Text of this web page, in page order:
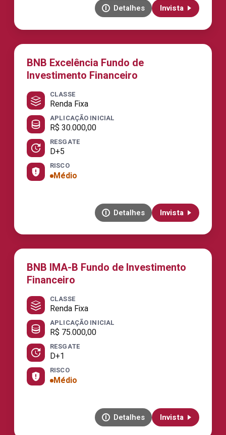
Detalhes Invista
BNB Excelência Fundo de
Investimento Financeiro
CLASSE
Renda Fixa
APLICAÇÃO INICIAL
R$ 30.000,00
RESGATE
D+5
RISCO
Médio
Detalhes Invista
BNB IMA-B Fundo de Investimento
Financeiro
CLASSE
Renda Fixa
APLICAÇÃO INICIAL
R$ 75.000,00
RESGATE
D+1
RISCO
Médio
Detalhes Invista